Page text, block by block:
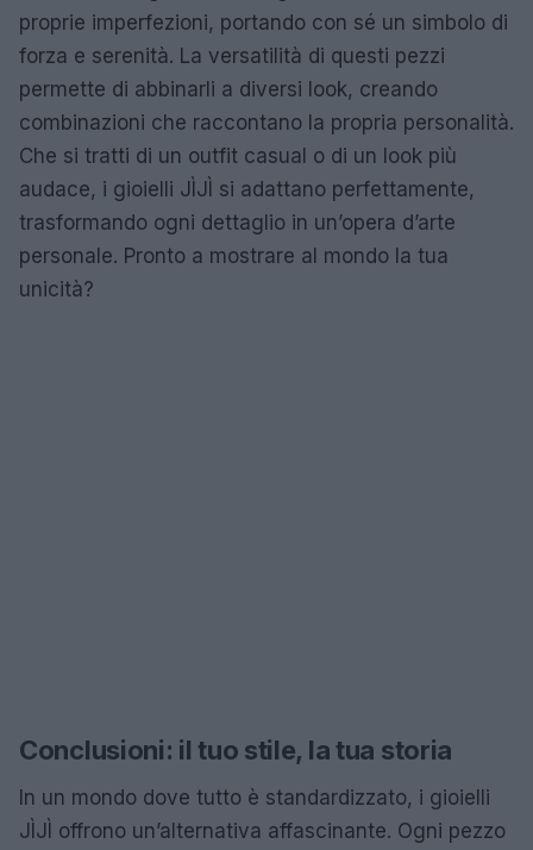
proprie imperfezioni, portando con sé un simbolo di
forza e serenità. La versatilità di questi pezzi
permette di abbinarli a diversi look, creando
combinazioni che raccontano la propria personalità.
Che si tratti di un outfit casual o di un look più
audace, i gioielli JÌJÌ si adattano perfettamente,
trasformando ogni dettaglio in un’opera d’arte
personale. Pronto a mostrare al mondo la tua
unicità?
Conclusioni: il tuo stile, la tua storia
In un mondo dove tutto è standardizzato, i gioielli
JÌJÌ offrono un’alternativa affascinante. Ogni pezzo